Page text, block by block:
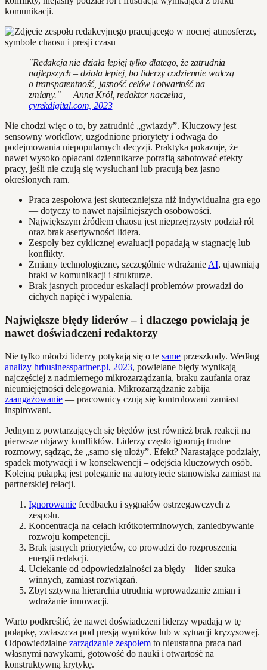
komunikacji.
"Redakcja nie działa lepiej tylko dlatego, że zatrudnia
najlepszych – działa lepiej, bo liderzy codziennie walczą
o transparentność, jasność celów i otwartość na
zmiany." — Anna Król, redaktor naczelna,
cyrekdigital.com, 2023
Nie chodzi więc o to, by zatrudnić „gwiazdy”. Kluczowy jest
sensowny workflow, uzgodnione priorytety i odwaga do
podejmowania niepopularnych decyzji. Praktyka pokazuje, że
nawet wysoko opłacani dziennikarze potrafią sabotować efekty
pracy, jeśli nie czują się wysłuchani lub pracują bez jasno
określonych ram.
Praca zespołowa jest skuteczniejsza niż indywidualna gra ego
— dotyczy to nawet najsilniejszych osobowości.
Największym źródłem chaosu jest nieprzejrzysty podział ról
oraz brak asertywności lidera.
Zespoły bez cyklicznej ewaluacji popadają w stagnację lub
konflikty.
Zmiany technologiczne, szczególnie wdrażanie AI, ujawniają
braki w komunikacji i strukturze.
Brak jasnych procedur eskalacji problemów prowadzi do
cichych napięć i wypalenia.
Największe błędy liderów – i dlaczego powielają je
nawet doświadczeni redaktorzy
Nie tylko młodzi liderzy potykają się o te same przeszkody. Według
analizy hrbusinesspartner.pl, 2023, powielane błędy wynikają
najczęściej z nadmiernego mikrozarządzania, braku zaufania oraz
nieumiejętności delegowania. Mikrozarządzanie zabija
zaangażowanie — pracownicy czują się kontrolowani zamiast
inspirowani.
Jednym z powtarzających się błędów jest również brak reakcji na
pierwsze objawy konfliktów. Liderzy często ignorują trudne
rozmowy, sądząc, że „samo się ułoży”. Efekt? Narastające podziały,
spadek motywacji i w konsekwencji – odejścia kluczowych osób.
Kolejną pułapką jest poleganie na autorytecie stanowiska zamiast na
partnerskiej relacji.
Ignorowanie feedbacku i sygnałów ostrzegawczych z
zespołu.
Koncentracja na celach krótkoterminowych, zaniedbywanie
rozwoju kompetencji.
Brak jasnych priorytetów, co prowadzi do rozproszenia
energii redakcji.
Uciekanie od odpowiedzialności za błędy – lider szuka
winnych, zamiast rozwiązań.
Zbyt sztywna hierarchia utrudnia wprowadzanie zmian i
wdrażanie innowacji.
Warto podkreślić, że nawet doświadczeni liderzy wpadają w tę
pułapkę, zwłaszcza pod presją wyników lub w sytuacji kryzysowej.
Odpowiedzialne zarządzanie zespołem to nieustanna praca nad
własnymi nawykami, gotowość do nauki i otwartość na
konstruktywną krytykę.